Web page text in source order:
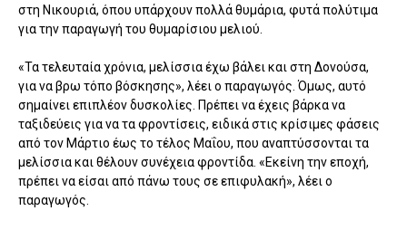
στη Νικουριά, όπου υπάρχουν πολλά θυμάρια, φυτά πολύτιμα
για την παραγωγή του θυμαρίσιου μελιού.
«Τα τελευταία χρόνια, μελίσσια έχω βάλει και στη Δονούσα,
για να βρω τόπο βόσκησης», λέει ο παραγωγός. Όμως, αυτό
σημαίνει επιπλέον δυσκολίες. Πρέπει να έχεις βάρκα να
ταξιδεύεις για να τα φροντίσεις, ειδικά στις κρίσιμες φάσεις
από τον Μάρτιο έως το τέλος Μαΐου, που αναπτύσσονται τα
μελίσσια και θέλουν συνέχεια φροντίδα. «Εκείνη την εποχή,
πρέπει να είσαι από πάνω τους σε επιφυλακή», λέει ο
παραγωγός.